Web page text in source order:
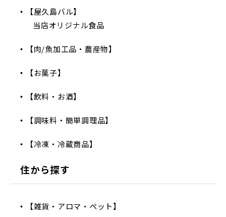
【屋久島バル】
当店オリジナル食品
【肉/魚加工品・農産物】
【お菓子】
【飲料・お酒】
【調味料・簡単調理品】
【冷凍・冷蔵商品】
住から探す
【雑貨・アロマ・ペット】